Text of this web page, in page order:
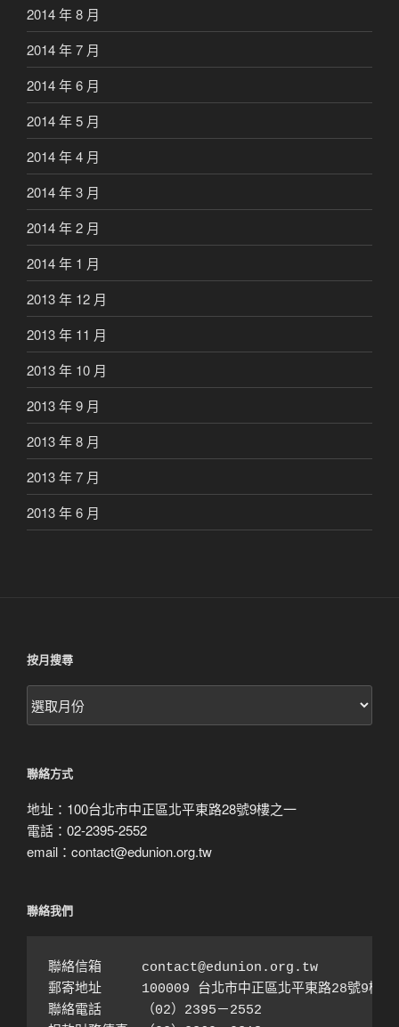
2014 年 8 月
2014 年 7 月
2014 年 6 月
2014 年 5 月
2014 年 4 月
2014 年 3 月
2014 年 2 月
2014 年 1 月
2013 年 12 月
2013 年 11 月
2013 年 10 月
2013 年 9 月
2013 年 8 月
2013 年 7 月
2013 年 6 月
按月搜尋
按
月
聯絡方式
地址：100台北市中正區北平東路28號9樓之一
電話：02-2395-2552
email：contact@edunion.org.tw
聯絡我們
聯絡信箱　　　contact@edunion.org.tw
郵寄地址　　　100009 台北市中正區北平東路28號9樓之
聯絡電話　　　（02）2395－2552